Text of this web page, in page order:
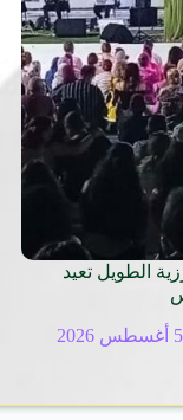
الطويل تعيد
5 أغسطس 2026